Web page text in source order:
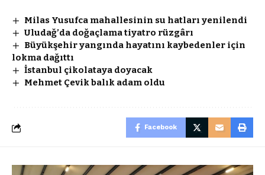
Milas Yusufca mahallesinin su hatları yenilendi
Uludağ’da doğaçlama tiyatro rüzgârı
Büyükşehir yangında hayatını kaybedenler için
lokma dağıttı
İstanbul çikolataya doyacak
Mehmet Çevik balık adam oldu
Facebook